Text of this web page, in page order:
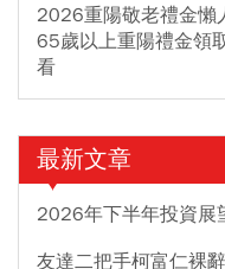
2026重陽敬老禮金懶
65歲以上重陽禮金領
看
最新文章
2026年下半年投資展
友達二把手柯富仁裸